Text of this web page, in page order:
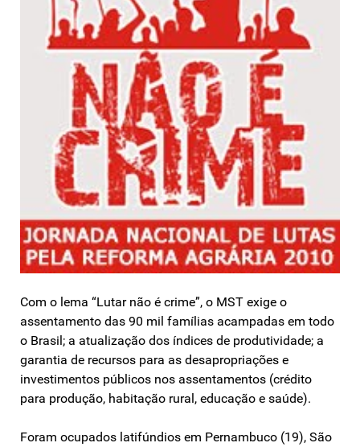
Com o lema “Lutar não é crime”, o MST exige o
assentamento das 90 mil famílias acampadas em todo
o Brasil; a atualização dos índices de produtividade; a
garantia de recursos para as desapropriações e
investimentos públicos nos assentamentos (crédito
para produção, habitação rural, educação e saúde).
Foram ocupados latifúndios em Pernambuco (19), São